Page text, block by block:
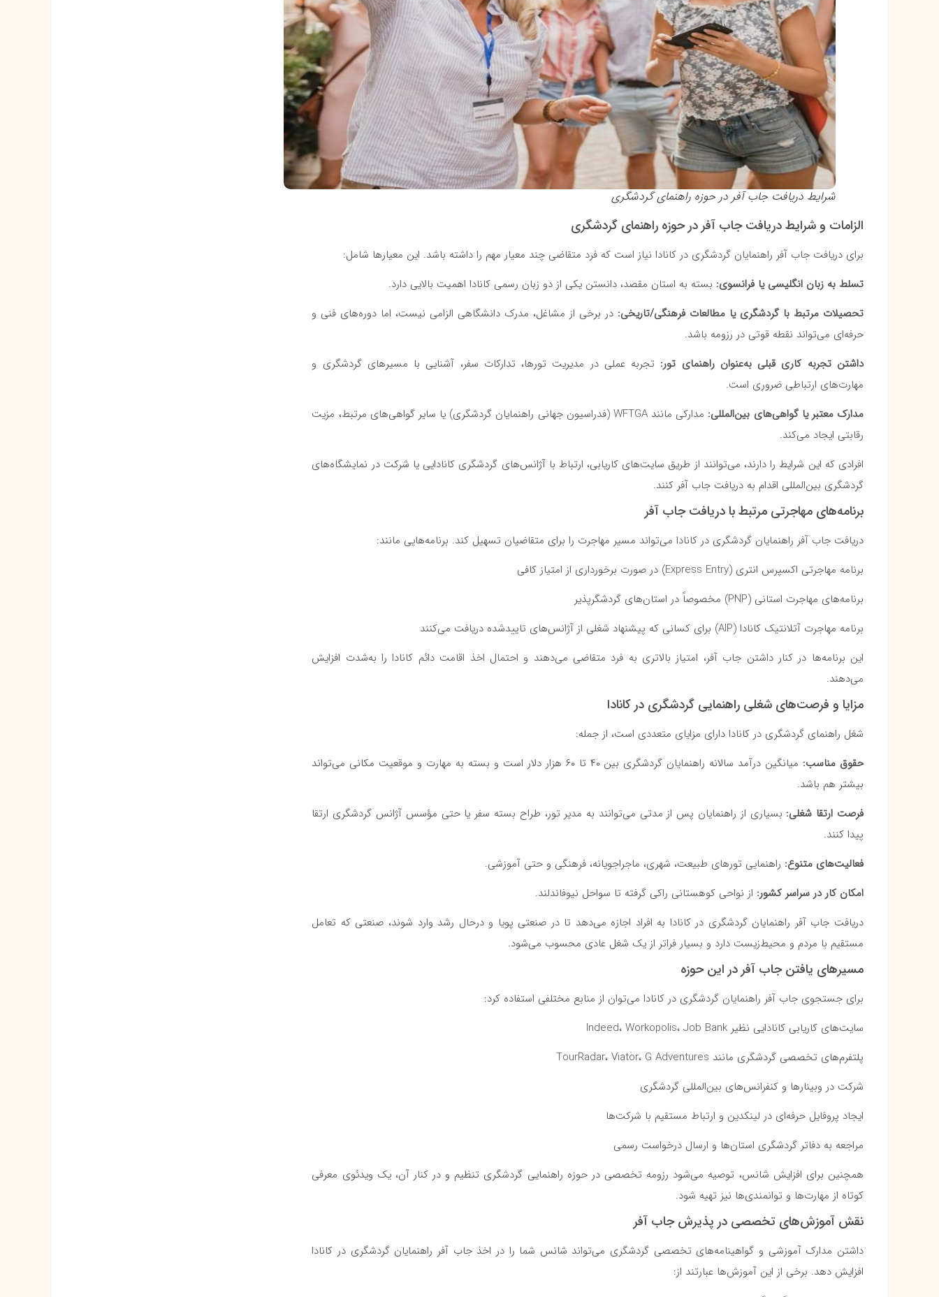
شرایط دریافت جاب آفر در حوزه راهنمای گردشگری
الزامات و شرایط دریافت جاب آفر در حوزه راهنمای گردشگری
برای دریافت جاب آفر راهنمایان گردشگری در کانادا نیاز است که فرد متقاضی چند معیار مهم را داشته باشد. این معیارها شامل:
تسلط به زبان انگلیسی یا فرانسوی: بسته به استان مقصد، دانستن یکی از دو زبان رسمی کانادا اهمیت بالایی دارد.
تحصیلات مرتبط با گردشگری یا مطالعات فرهنگی/تاریخی: در برخی از مشاغل، مدرک دانشگاهی الزامی نیست، اما دوره‌های فنی و
حرفه‌ای می‌تواند نقطه قوتی در رزومه باشد.
داشتن تجربه کاری قبلی به‌عنوان راهنمای تور: تجربه عملی در مدیریت تورها، تدارکات سفر، آشنایی با مسیرهای گردشگری و
مهارت‌های ارتباطی ضروری است.
مدارک معتبر یا گواهی‌های بین‌المللی:
مدارکی مانند WFTGA (فدراسیون جهانی راهنمایان گردشگری) یا سایر گواهی‌های مرتبط، مزیت
رقابتی ایجاد می‌کند.
افرادی که این شرایط را دارند، می‌توانند از طریق سایت‌های کاریابی، ارتباط با آژانس‌های گردشگری کانادایی یا شرکت در نمایشگاه‌های
گردشگری بین‌المللی اقدام به دریافت جاب آفر کنند.
برنامه‌های مهاجرتی مرتبط با دریافت جاب آفر
دریافت جاب آفر راهنمایان گردشگری در کانادا می‌تواند مسیر مهاجرت را برای متقاضیان تسهیل کند. برنامه‌هایی مانند:
برنامه مهاجرتی اکسپرس انتری (Express Entry) در صورت برخورداری از امتیاز کافی
برنامه‌های مهاجرت استانی (PNP) مخصوصاً در استان‌های گردشگرپذیر
برنامه مهاجرت آتلانتیک کانادا (AIP) برای کسانی که پیشنهاد شغلی از آژانس‌های تاییدشده دریافت می‌کنند
این برنامه‌ها در کنار داشتن جاب آفر، امتیاز بالاتری به فرد متقاضی می‌دهند و احتمال اخذ اقامت دائم کانادا را به‌شدت افزایش
می‌دهند.
مزایا و فرصت‌های شغلی راهنمایی گردشگری در کانادا
شغل راهنمای گردشگری در کانادا دارای مزایای متعددی است، از جمله:
حقوق مناسب:
میانگین درآمد سالانه راهنمایان گردشگری بین ۴۰ تا ۶۰ هزار دلار است و بسته به مهارت و موقعیت مکانی می‌تواند
بیشتر هم باشد.
فرصت ارتقا شغلی: بسیاری از راهنمایان پس از مدتی می‌توانند به مدیر تور، طراح بسته سفر یا حتی مؤسس آژانس گردشگری ارتقا
پیدا کنند.
فعالیت‌های متنوع: راهنمایی تورهای طبیعت، شهری، ماجراجویانه، فرهنگی و حتی آموزشی.
امکان کار در سراسر کشور: از نواحی کوهستانی راکی گرفته تا سواحل نیوفاندلند.
دریافت جاب آفر راهنمایان گردشگری در کانادا به افراد اجازه می‌دهد تا در صنعتی پویا و درحال رشد وارد شوند، صنعتی که تعامل
مستقیم با مردم و محیط‌زیست دارد و بسیار فراتر از یک شغل عادی محسوب می‌شود.
مسیرهای یافتن جاب آفر در این حوزه
برای جستجوی جاب آفر راهنمایان گردشگری در کانادا می‌توان از منابع مختلفی استفاده کرد:
سایت‌های کاریابی کانادایی نظیر Indeed، Workopolis، Job Bank
پلتفرم‌های تخصصی گردشگری مانند TourRadar، Viator، G Adventures
شرکت در وبینارها و کنفرانس‌های بین‌المللی گردشگری
ایجاد پروفایل حرفه‌ای در لینکدین و ارتباط مستقیم با شرکت‌ها
مراجعه به دفاتر گردشگری استان‌ها و ارسال درخواست رسمی
همچنین برای افزایش شانس، توصیه می‌شود رزومه تخصصی در حوزه راهنمایی گردشگری تنظیم و در کنار آن، یک ویدئوی معرفی
کوتاه از مهارت‌ها و توانمندی‌ها نیز تهیه شود.
نقش آموزش‌های تخصصی در پذیرش جاب آفر
داشتن مدارک آموزشی و گواهینامه‌های تخصصی گردشگری می‌تواند شانس شما را در اخذ جاب آفر راهنمایان گردشگری در کانادا
افزایش دهد. برخی از این آموزش‌ها عبارتند از: